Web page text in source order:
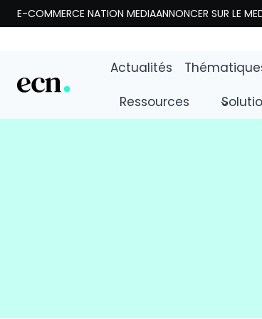
Aller
au
E-COMMERCE NATION MEDIAANNONCER SUR LE
Actualités
Ressources